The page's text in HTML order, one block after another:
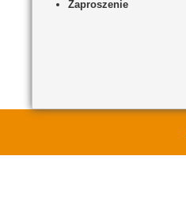
Zaproszenie